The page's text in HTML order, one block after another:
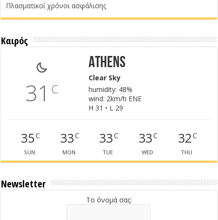
Πλασματικοί χρόνοι ασφάλισης
Καιρός
31 C
Athens
Clear Sky
humidity: 48%
wind: 2km/h ENE
H 31 • L 29
35C
SUN
33C
MON
33C
TUE
33C
WED
32C
THU
Newsletter
Το όνομά σας: